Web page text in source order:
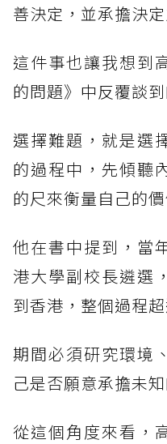
善決定，並承擔決
這件事也讓我想到
的問題》中反覆談到
選擇難題，就是選
的過程中，先傾聽
的尺來衡量自己的價
他在書中提到，當
港大學副校長遴選
到香港，整個過程超
期間必須研究環境
己是否願意承擔未知
從這個角度來看，